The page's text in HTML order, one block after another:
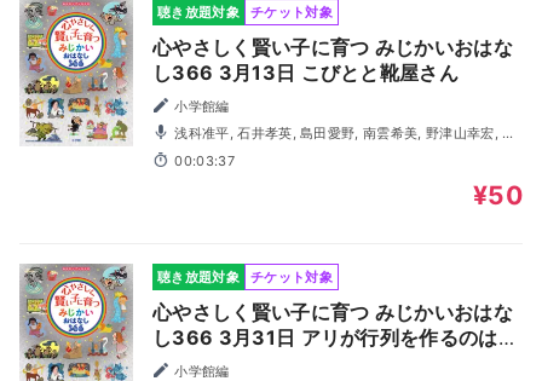
聴き放題対象 チケット対象
心やさしく賢い子に育つ みじかいおはな
し366 3月13日 こびとと靴屋さん
小学館編
浅科准平, 石井孝英, 島田愛野, 南雲希美, 野津山幸宏, 八
木田幸恵, 山谷祥生, 神森徹也（歌・演奏）
00:03:37
¥50
聴き放題対象 チケット対象
心やさしく賢い子に育つ みじかいおはな
し366 3月31日 アリが行列を作るのはな
ぜ？小学館編